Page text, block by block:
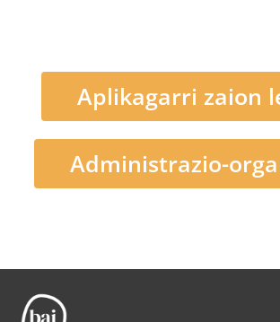
Aplikagarri zaion
Administrazio-